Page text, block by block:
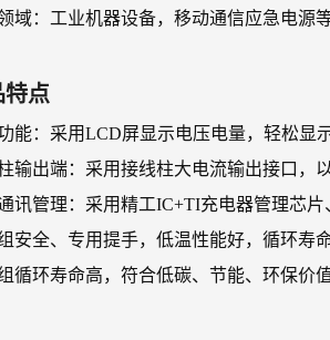
域：工业机器设备，移动通信应急电源
特点
能：采用LCD屏显示电压电量，轻松显
输出端：采用接线柱大电流输出接口，
讯管理：采用精工IC+TI充电器管理芯
安全、专用提手，低温性能好，循环寿
循环寿命高，符合低碳、节能、环保价